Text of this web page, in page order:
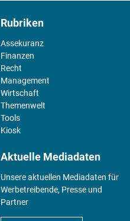
Rubriken
Assekuranz
Finanzen
Recht
Management
Wirtschaft
Themenwelt
Tools
Kiosk
Aktuelle Mediadaten
Unsere aktuellen Mediadaten für
Werbetreibende, Presse und
Partner